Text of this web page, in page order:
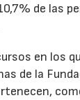
de las
en los
de la